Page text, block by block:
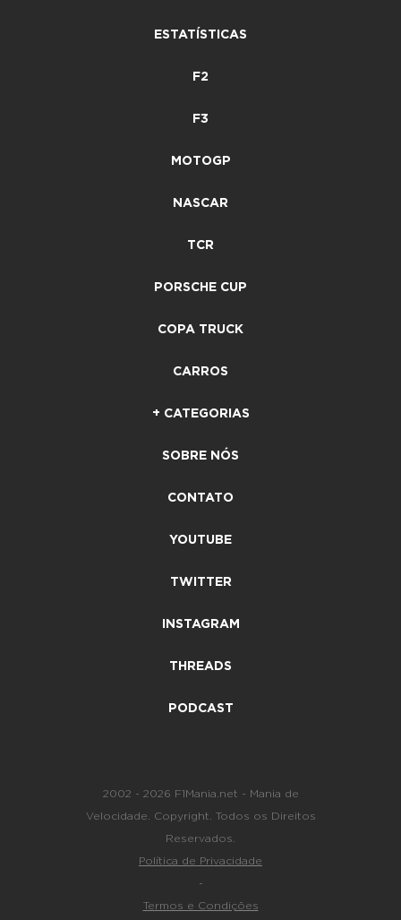
ESTATÍSTICAS
F2
F3
MOTOGP
NASCAR
TCR
PORSCHE CUP
COPA TRUCK
CARROS
+ CATEGORIAS
SOBRE NÓS
CONTATO
YOUTUBE
TWITTER
INSTAGRAM
THREADS
PODCAST
2002 - 2026 F1Mania.net - Mania de
Velocidade. Copyright. Todos os Direitos
Reservados.
Política de Privacidade
-
Termos e Condições